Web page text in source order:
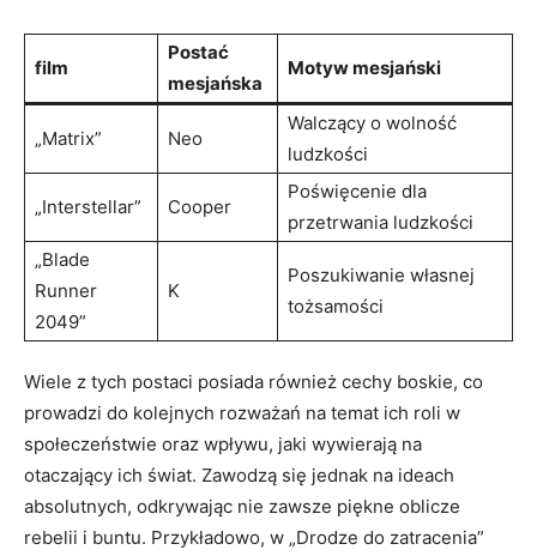
film
Postać
mesjańska
Motyw mesjański
„Matrix” Neo
Walczący o wolność
ludzkości
„Interstellar” Cooper
Poświęcenie dla
przetrwania ludzkości
„Blade
Runner
2049”
K
Poszukiwanie własnej
tożsamości
Wiele z tych postaci posiada również cechy boskie, co
prowadzi do kolejnych rozważań na temat ich roli w
społeczeństwie oraz wpływu, jaki wywierają na
otaczający ich świat. Zawodzą się jednak na ideach
absolutnych, odkrywając nie zawsze piękne oblicze
rebelii i buntu. Przykładowo, w „Drodze do zatracenia”